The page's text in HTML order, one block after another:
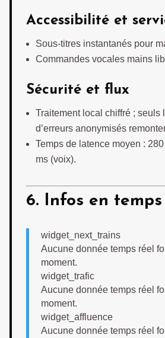
Accessibilité et
Sous-titres instantanés pour
Commandes vocales mains
Sécurité et flux
Traitement local chiffré ; seuls
d’erreurs anonymisés
Temps de latence moyen :
ms (voix).
6. Infos en temps
widget_next_trains
Aucune donnée temps réel
moment.
widget_trafic
Aucune donnée temps réel
moment.
widget_affluence
Aucune donnée temps réel